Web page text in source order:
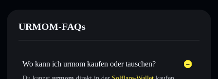
URMOM-FAQs
Wo kann ich urmom kaufen oder tauschen?